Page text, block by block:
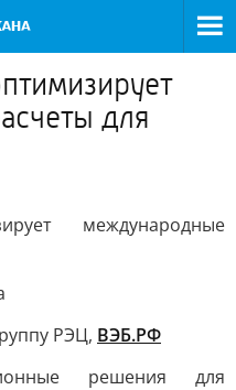
для
международные
РЭЦ, ВЭБ.РФ
решения для